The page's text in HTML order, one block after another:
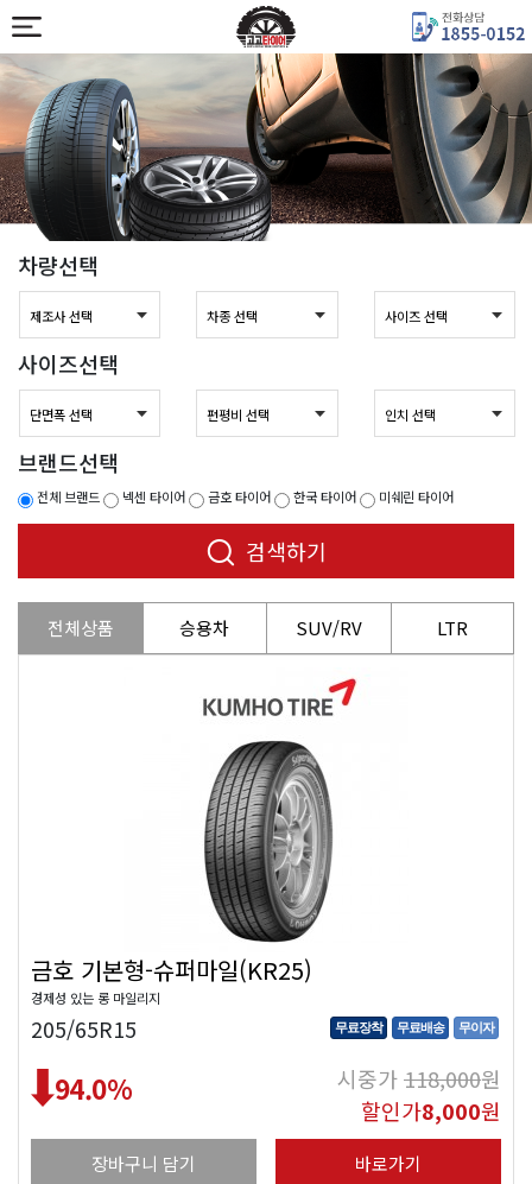
차량선택
사이즈선택
브랜드선택
전체 브랜드 넥센 타이어 금호 타이어 한국 타이어 미쉐린 타이어
검색하기
전체상품 승용차 SUV/RV LTR
금호 기본형-슈퍼마일(KR25)
경제성 있는 롱 마일리지
205/65R15 무료장착 무료배송 무이자
94.0% 시중가118,000원
할인가8,000원
장바구니 담기 바로가기